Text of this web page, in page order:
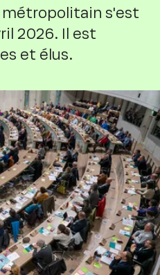
métropolitain s'est
2026. Il est
et élus.